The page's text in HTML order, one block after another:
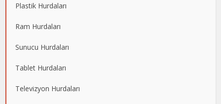
Plastik Hurdaları
Ram Hurdaları
Sunucu Hurdaları
Tablet Hurdaları
Televizyon Hurdaları